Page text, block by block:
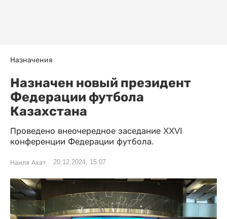
Назначения
Назначен новый президент
Федерации футбола
Казахстана
Проведено внеочередное заседание XXVI
конференции Федерации футбола.
Наиля Ахат 20.12.2024, 15:07